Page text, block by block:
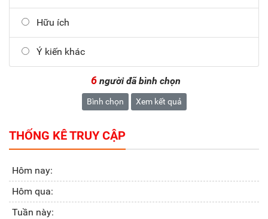
Hữu ích
Ý kiến khác
6 người đã bình chọn
Bình chọn Xem kết quả
THỐNG KÊ TRUY CẬP
Hôm nay:
Hôm qua:
Tuần này: